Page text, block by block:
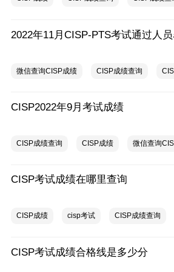
微信查询CISP成绩 CISP成绩查询
CISP2022年9月考试成绩
CISP成绩查询 CISP成绩 微信查询
CISP考试成绩在哪里查询
CISP成绩 cisp考试 CISP成绩查询
CISP考试成绩合格线是多少分